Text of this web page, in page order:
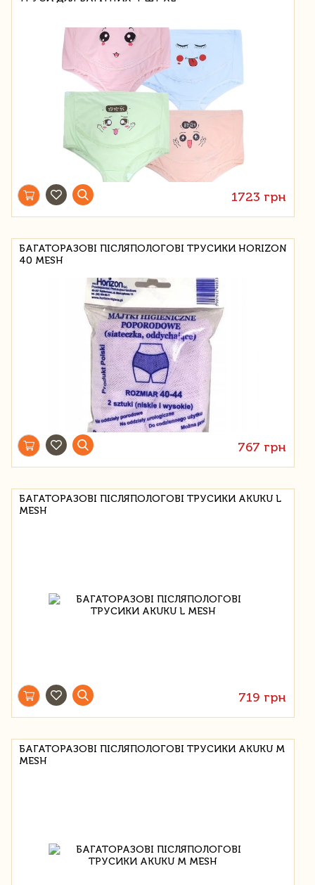
1723 грн
БАГАТОРАЗОВІ ПІСЛЯПОЛОГОВІ ТРУСИКИ HORIZON
40 MESH
767 грн
БАГАТОРАЗОВІ ПІСЛЯПОЛОГОВІ ТРУСИКИ AKUKU L
MESH
719 грн
БАГАТОРАЗОВІ ПІСЛЯПОЛОГОВІ ТРУСИКИ AKUKU M
MESH